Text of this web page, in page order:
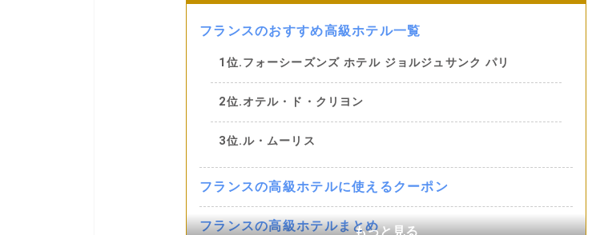
フランスのおすすめ高級ホテル一覧
1位.フォーシーズンズ ホテル ジョルジュサンク パリ
2位.オテル・ド・クリヨン
3位.ル・ムーリス
フランスの高級ホテルに使えるクーポン
フランスの高級ホテルまとめ